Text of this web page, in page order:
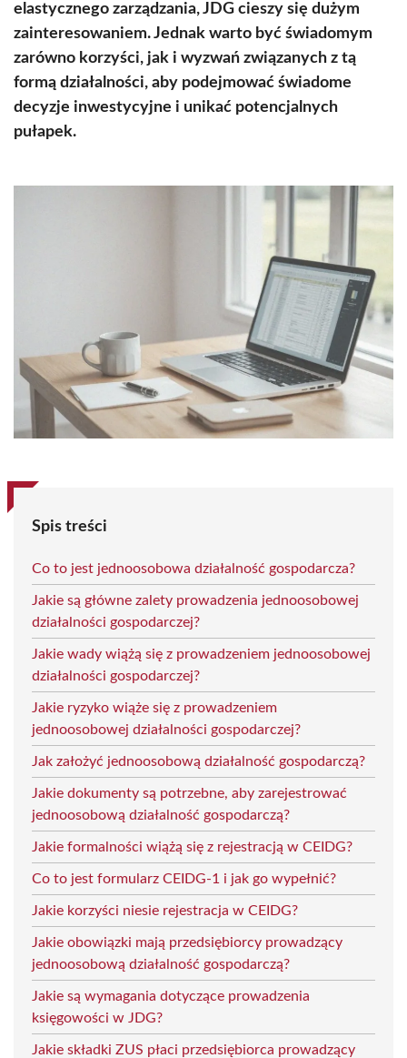
elastycznego zarządzania, JDG cieszy się dużym
zainteresowaniem. Jednak warto być świadomym
zarówno korzyści, jak i wyzwań związanych z tą
formą działalności, aby podejmować świadome
decyzje inwestycyjne i unikać potencjalnych
pułapek.
Spis treści
Co to jest jednoosobowa działalność gospodarcza?
Jakie są główne zalety prowadzenia jednoosobowej
działalności gospodarczej?
Jakie wady wiążą się z prowadzeniem jednoosobowej
działalności gospodarczej?
Jakie ryzyko wiąże się z prowadzeniem
jednoosobowej działalności gospodarczej?
Jak założyć jednoosobową działalność gospodarczą?
Jakie dokumenty są potrzebne, aby zarejestrować
jednoosobową działalność gospodarczą?
Jakie formalności wiążą się z rejestracją w CEIDG?
Co to jest formularz CEIDG-1 i jak go wypełnić?
Jakie korzyści niesie rejestracja w CEIDG?
Jakie obowiązki mają przedsiębiorcy prowadzący
jednoosobową działalność gospodarczą?
Jakie są wymagania dotyczące prowadzenia
księgowości w JDG?
Jakie składki ZUS płaci przedsiębiorca prowadzący